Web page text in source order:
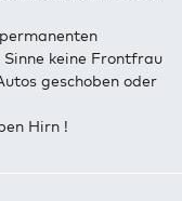
keine Frontfrau
geschoben oder
Hirn !